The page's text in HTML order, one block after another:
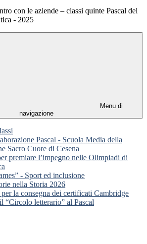
con le aziende – classi quinte Pascal del
- 2025
Menu di
navigazione
Pascal - Scuola Media della
Sacro Cuore di Cesena
premiare l’impegno nelle Olimpiadi di
- Sport ed inclusione
nella Storia 2026
la consegna dei certificati Cambridge
“Circolo letterario” al Pascal